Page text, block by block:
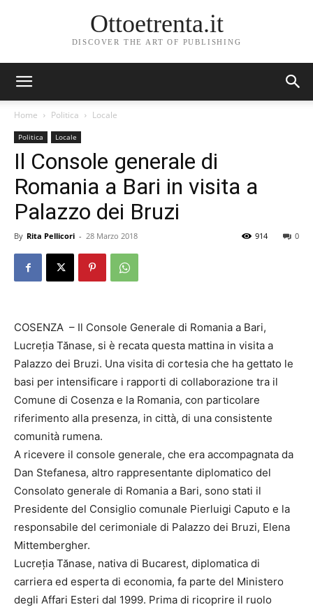
Ottoetrenta.it
DISCOVER THE ART OF PUBLISHING
Home Politica Locale
Politica Locale
Il Console generale di
Romania a Bari in visita a
Palazzo dei Bruzi
By Rita Pellicori - 28 Marzo 2018 0
914
COSENZA – Il Console Generale di Romania a Bari,
Lucreția Tănase, si è recata questa mattina in visita a
Palazzo dei Bruzi. Una visita di cortesia che ha gettato le
basi per intensificare i rapporti di collaborazione tra il
Comune di Cosenza e la Romania, con particolare
riferimento alla presenza, in città, di una consistente
comunità rumena.
A ricevere il console generale, che era accompagnata da
Dan Stefanesa, altro rappresentante diplomatico del
Consolato generale di Romania a Bari, sono stati il
Presidente del Consiglio comunale Pierluigi Caputo e la
responsabile del cerimoniale di Palazzo dei Bruzi, Elena
Mittembergher.
Lucreția Tănase, nativa di Bucarest, diplomatica di
carriera ed esperta di economia, fa parte del Ministero
degli Affari Esteri dal 1999. Prima di ricoprire il ruolo